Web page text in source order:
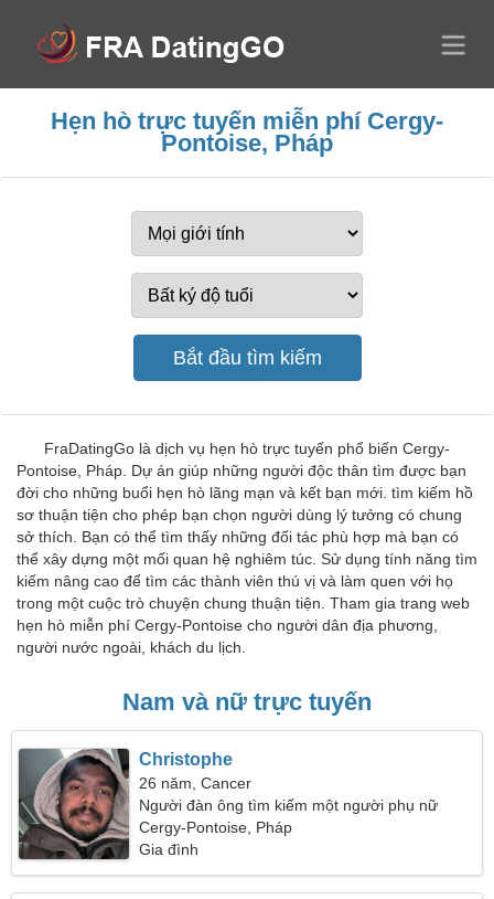
Hẹn hò trực tuyến miễn phí Cergy-
Pontoise, Pháp
FraDatingGo là dịch vụ hẹn hò trực tuyến phổ biến Cergy-
Pontoise, Pháp. Dự án giúp những người độc thân tìm được bạn
đời cho những buổi hẹn hò lãng mạn và kết bạn mới. tìm kiếm hồ
sơ thuận tiện cho phép bạn chọn người dùng lý tưởng có chung
sở thích. Bạn có thể tìm thấy những đối tác phù hợp mà bạn có
thể xây dựng một mối quan hệ nghiêm túc. Sử dụng tính năng tìm
kiếm nâng cao để tìm các thành viên thú vị và làm quen với họ
trong một cuộc trò chuyện chung thuận tiện. Tham gia trang web
hẹn hò miễn phí Cergy-Pontoise cho người dân địa phương,
người nước ngoài, khách du lịch.
Nam và nữ trực tuyến
Christophe
26 năm, Cancer
Người đàn ông tìm kiếm một người phụ nữ
Cergy-Pontoise, Pháp
Gia đình